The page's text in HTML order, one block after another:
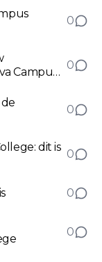
0
Campus
0
0
dit is
0
0
0